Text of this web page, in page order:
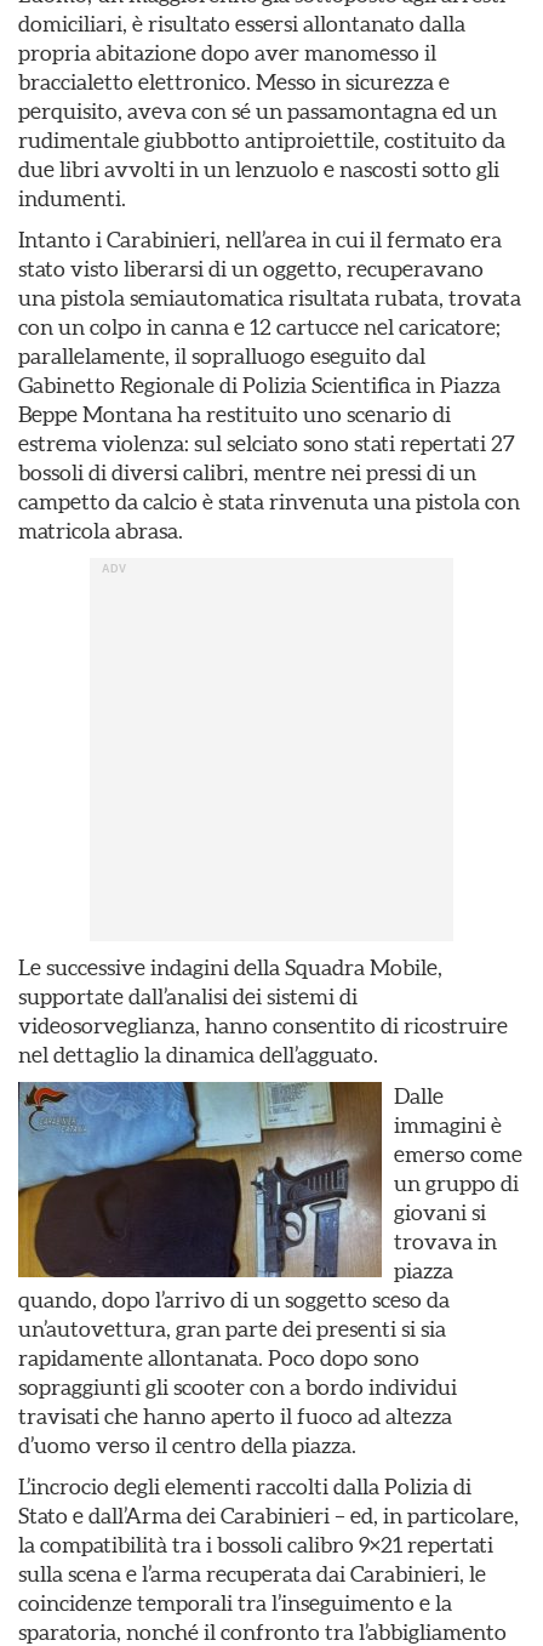
domiciliari, è risultato essersi allontanato dalla
propria abitazione dopo aver manomesso il
braccialetto elettronico. Messo in sicurezza e
perquisito, aveva con sé un passamontagna ed un
rudimentale giubbotto antiproiettile, costituito da
due libri avvolti in un lenzuolo e nascosti sotto gli
indumenti.
Intanto i Carabinieri, nell’area in cui il fermato era
stato visto liberarsi di un oggetto, recuperavano
una pistola semiautomatica risultata rubata, trovata
con un colpo in canna e 12 cartucce nel caricatore;
parallelamente, il sopralluogo eseguito dal
Gabinetto Regionale di Polizia Scientifica in Piazza
Beppe Montana ha restituito uno scenario di
estrema violenza: sul selciato sono stati repertati 27
bossoli di diversi calibri, mentre nei pressi di un
campetto da calcio è stata rinvenuta una pistola con
matricola abrasa.
Le successive indagini della Squadra Mobile,
supportate dall’analisi dei sistemi di
videosorveglianza, hanno consentito di ricostruire
nel dettaglio la dinamica dell’agguato.
Dalle
immagini è
emerso come
un gruppo di
giovani si
trovava in
piazza
quando, dopo l’arrivo di un soggetto sceso da
un’autovettura, gran parte dei presenti si sia
rapidamente allontanata. Poco dopo sono
sopraggiunti gli scooter con a bordo individui
travisati che hanno aperto il fuoco ad altezza
d’uomo verso il centro della piazza.
L’incrocio degli elementi raccolti dalla Polizia di
Stato e dall’Arma dei Carabinieri – ed, in particolare,
la compatibilità tra i bossoli calibro 9×21 repertati
sulla scena e l’arma recuperata dai Carabinieri, le
coincidenze temporali tra l’inseguimento e la
sparatoria, nonché il confronto tra l’abbigliamento